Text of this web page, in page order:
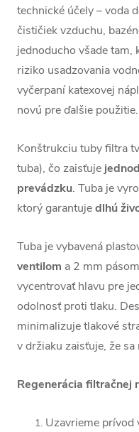
technické účely – voda
čističiek vzduchu,
jednoducho všade tam,
riziko usadzovania
vyčerpaní katexovej
novú pre ďalšie použitie.
Konštrukciu tuby filtra
tuba), čo zaisťuje
prevádzku. Tuba je
ktorý garantujedlhú
Tuba je vybavená
ventilom a 2 mm
vycentrovať hlavu pre
odolnosť proti tlaku.
minimalizuje tlakové
v držiaku zaisťuje, že sa
Regenerácia filtračnej
Uzavrieme prívod